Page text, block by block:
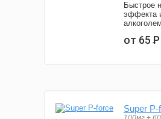
Быстрое
эффекта
от 65Р
Super P-